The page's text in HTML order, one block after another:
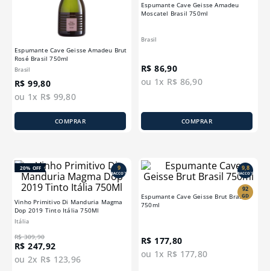
Espumante Cave Geisse Amadeu Brut
Rosé Brasil 750ml
Brasil
R$ 99,80
ou 1x R$ 99,80
COMPRAR
Espumante Cave Geisse Amadeu
Moscatel Brasil 750ml
Brasil
R$ 86,90
ou 1x R$ 86,90
COMPRAR
Vinho Primitivo Di Manduria Magma
Dop 2019 Tinto Itália 750Ml
Itália
R$ 309,90
R$ 247,92
ou 2x R$ 123,96
9
BACCO´S
20% OFF
Espumante Cave Geisse Brut Brasil
750ml
R$ 177,80
ou 1x R$ 177,80
9,8
BACCO´S
92
GD